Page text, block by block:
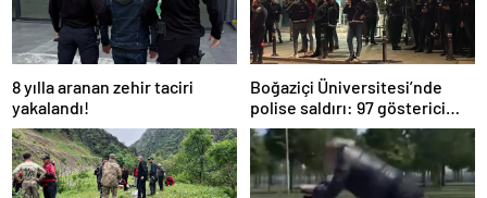
8 yılla aranan zehir taciri
yakalandı!
Boğaziçi Üniversitesi’nde
polise saldırı: 97 gösterici
gözaltında